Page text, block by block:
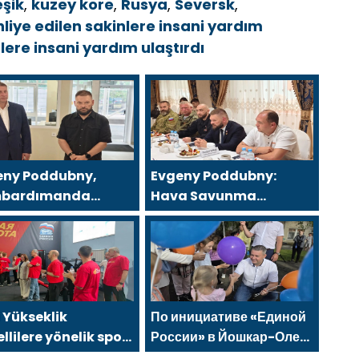
, kuzey kore, Rusya, Seversk,
edilen sakinlere insani yardım
insani yardım ulaştırdı
Poddubny,
dolayı
bölgesindeki
teşekkür
Evgeny Poddubny:
Hava Savunma
Kuvvetleri gazileri,
ülkeyi değiştirecek
güçtür
Yükseklik
yönelik spor
По инициативе «Единой
России» в Йошкар-Оле